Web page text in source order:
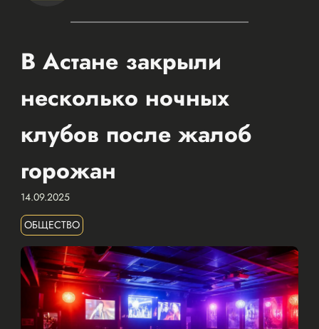
В Астане закрыли
несколько ночных
клубов после жалоб
горожан
14.09.2025
ОБЩЕСТВО